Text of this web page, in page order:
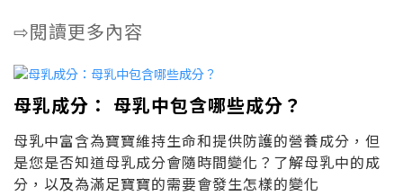
⇨閱讀更多內容
母乳成分： 母乳中包含哪些成分？
母乳中富含為寶寶維持生命和提供防護的營養成分，但
是您是否知道母乳成分會隨時間變化？了解母乳中的成
分，以及為滿足寶寶的需要會發生怎樣的變化